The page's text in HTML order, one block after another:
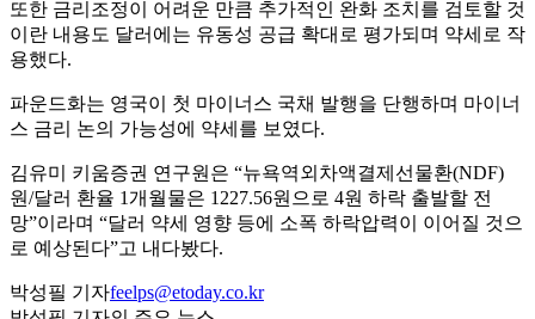
또한 금리조정이 어려운 만큼 추가적인 완화 조치를 검토할 것
이란 내용도 달러에는 유동성 공급 확대로 평가되며 약세로 작
용했다.
파운드화는 영국이 첫 마이너스 국채 발행을 단행하며 마이너
스 금리 논의 가능성에 약세를 보였다.
김유미 키움증권 연구원은 “뉴욕역외차액결제선물환(NDF)
원/달러 환율 1개월물은 1227.56원으로 4원 하락 출발할 전
망”이라며 “달러 약세 영향 등에 소폭 하락압력이 이어질 것으
로 예상된다”고 내다봤다.
박성필 기자feelps@etoday.co.kr